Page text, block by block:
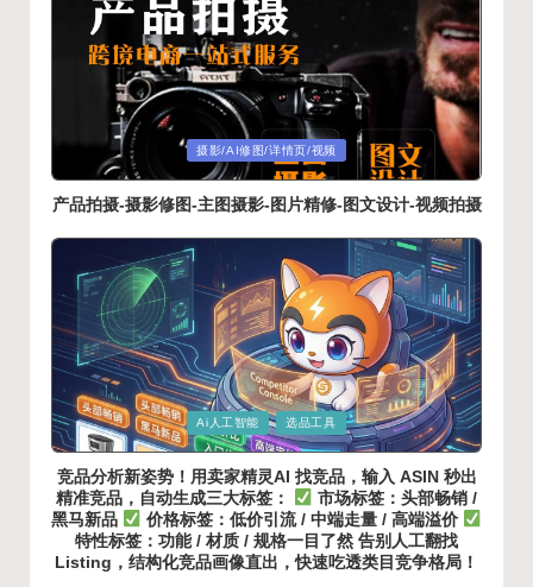
摄影/AI修图/详情页/视频
产品拍摄-摄影修图-主图摄影-图片精修-图文设计-视频拍摄
Posted
in
Ai人工智能 选品工具
竞品分析新姿势！用卖家精灵AI 找竞品，输入 ASIN 秒出
精准竞品，自动生成三大标签：
市场标签：头部畅销 /
黑马新品
价格标签：低价引流 / 中端走量 / 高端溢价
特性标签：功能 / 材质 / 规格一目了然 告别人工翻找
Listing，结构化竞品画像直出，快速吃透类目竞争格局！